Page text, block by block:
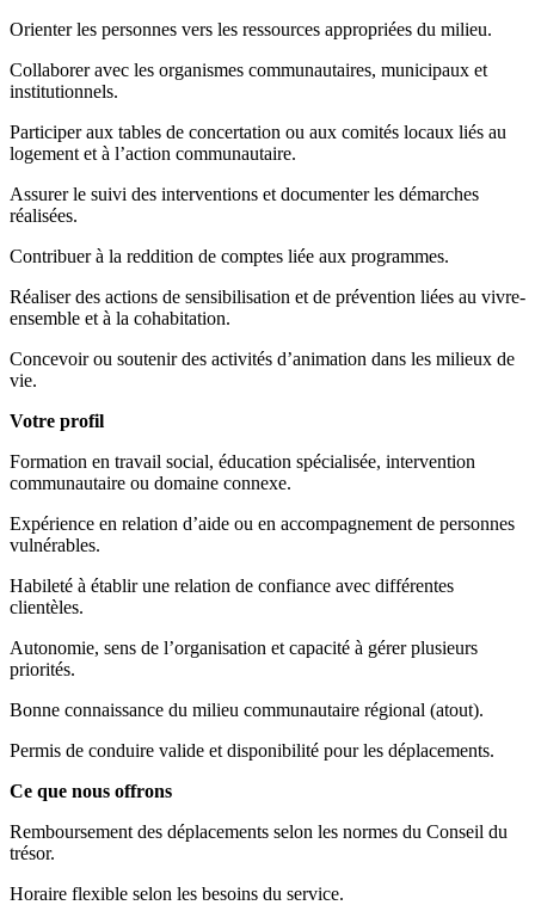
Orienter les personnes vers les ressources appropriées du milieu.
Collaborer avec les organismes communautaires, municipaux et
institutionnels.
Participer aux tables de concertation ou aux comités locaux liés au
logement et à l’action communautaire.
Assurer le suivi des interventions et documenter les démarches
réalisées.
Contribuer à la reddition de comptes liée aux programmes.
Réaliser des actions de sensibilisation et de prévention liées au vivre-
ensemble et à la cohabitation.
Concevoir ou soutenir des activités d’animation dans les milieux de
vie.
Votre profil
Formation en travail social, éducation spécialisée, intervention
communautaire ou domaine connexe.
Expérience en relation d’aide ou en accompagnement de personnes
vulnérables.
Habileté à établir une relation de confiance avec différentes
clientèles.
Autonomie, sens de l’organisation et capacité à gérer plusieurs
priorités.
Bonne connaissance du milieu communautaire régional (atout).
Permis de conduire valide et disponibilité pour les déplacements.
Ce que nous offrons
Remboursement des déplacements selon les normes du Conseil du
trésor.
Horaire flexible selon les besoins du service.